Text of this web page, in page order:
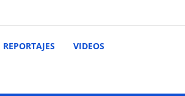
REPORTAJES VIDEOS